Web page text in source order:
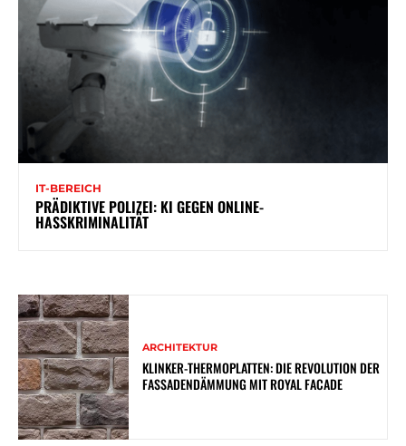
IT-BEREICH
PRÄDIKTIVE POLIZEI: KI GEGEN ONLINE-
HASSKRIMINALITÄT
ARCHITEKTUR
KLINKER-THERMOPLATTEN: DIE REVOLUTION DER
FASSADENDÄMMUNG MIT ROYAL FACADE